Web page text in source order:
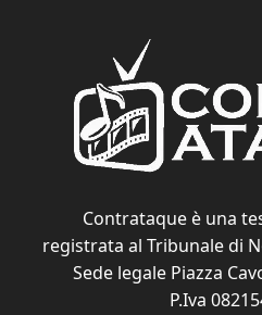
Contrataque è una
registrata al Tribunale di
Sede legale Piazza
P.Iva